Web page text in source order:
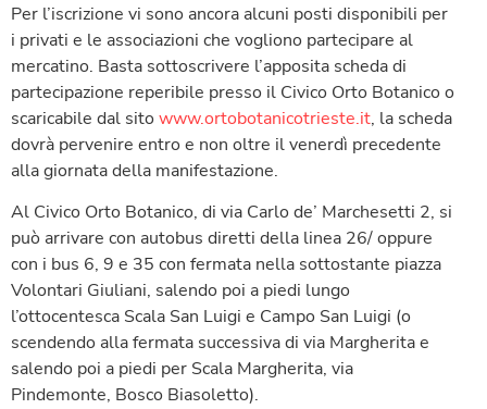
Per l’iscrizione vi sono ancora alcuni posti disponibili per
i privati e le associazioni che vogliono partecipare al
mercatino. Basta sottoscrivere l’apposita scheda di
partecipazione reperibile presso il Civico Orto Botanico o
scaricabile dal sito www.ortobotanicotrieste.it, la scheda
dovrà pervenire entro e non oltre il venerdì precedente
alla giornata della manifestazione.
Al Civico Orto Botanico, di via Carlo de’ Marchesetti 2, si
può arrivare con autobus diretti della linea 26/ oppure
con i bus 6, 9 e 35 con fermata nella sottostante piazza
Volontari Giuliani, salendo poi a piedi lungo
l’ottocentesca Scala San Luigi e Campo San Luigi (o
scendendo alla fermata successiva di via Margherita e
salendo poi a piedi per Scala Margherita, via
Pindemonte, Bosco Biasoletto).